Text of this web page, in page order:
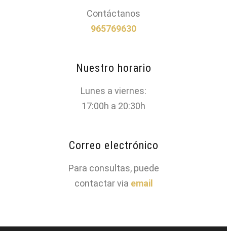
Contáctanos
965769630
Nuestro horario
Lunes a viernes:
17:00h a 20:30h
Correo electrónico
Para consultas, puede
contactar via email